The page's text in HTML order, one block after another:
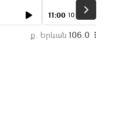
11:00 10 ր
ք. Երևան 106.0